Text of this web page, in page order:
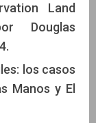
Land
Douglas
los casos
Manos y El